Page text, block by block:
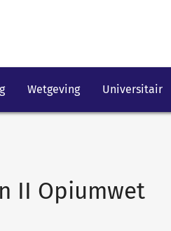
Wetgeving Universitair
II Opiumwet